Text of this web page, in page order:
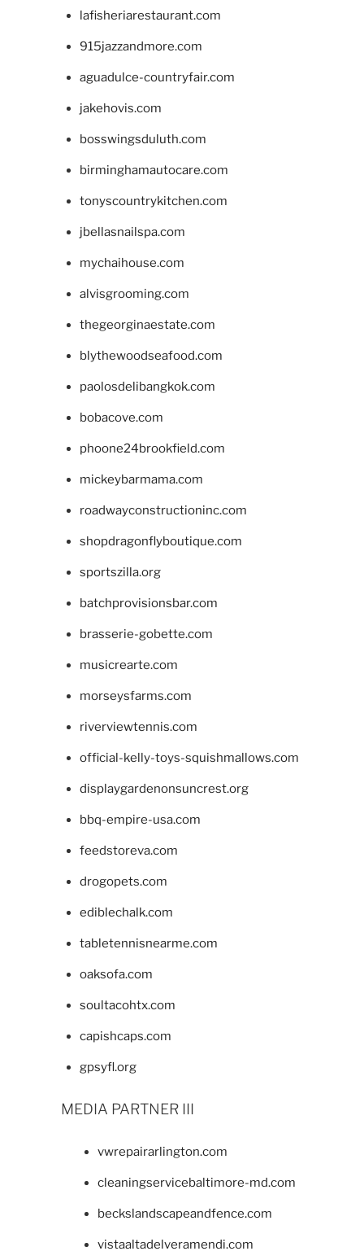
lafisheriarestaurant.com
915jazzandmore.com
aguadulce-countryfair.com
jakehovis.com
bosswingsduluth.com
birminghamautocare.com
tonyscountrykitchen.com
jbellasnailspa.com
mychaihouse.com
alvisgrooming.com
thegeorginaestate.com
blythewoodseafood.com
paolosdelibangkok.com
bobacove.com
phoone24brookfield.com
mickeybarmama.com
roadwayconstructioninc.com
shopdragonflyboutique.com
sportszilla.org
batchprovisionsbar.com
brasserie-gobette.com
musicrearte.com
morseysfarms.com
riverviewtennis.com
official-kelly-toys-squishmallows.com
displaygardenonsuncrest.org
bbq-empire-usa.com
feedstoreva.com
drogopets.com
ediblechalk.com
tabletennisnearme.com
oaksofa.com
soultacohtx.com
capishcaps.com
gpsyfl.org
MEDIA PARTNER III
vwrepairarlington.com
cleaningservicebaltimore-md.com
beckslandscapeandfence.com
vistaaltadelveramendi.com